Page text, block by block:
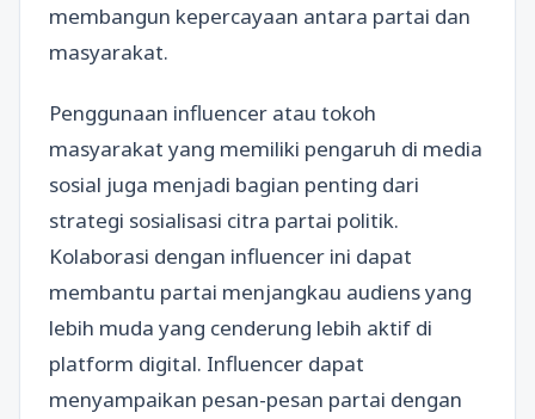
membangun kepercayaan antara partai dan
masyarakat.
Penggunaan influencer atau tokoh
masyarakat yang memiliki pengaruh di media
sosial juga menjadi bagian penting dari
strategi sosialisasi citra partai politik.
Kolaborasi dengan influencer ini dapat
membantu partai menjangkau audiens yang
lebih muda yang cenderung lebih aktif di
platform digital. Influencer dapat
menyampaikan pesan-pesan partai dengan